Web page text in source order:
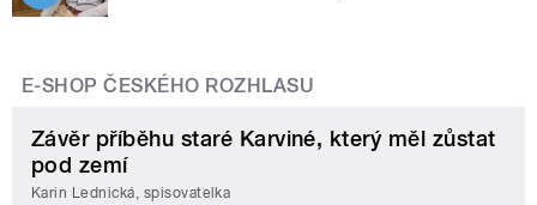
E-SHOP ČESKÉHO ROZHLASU
Závěr příběhu staré Karviné, který měl zůstat
pod zemí
Karin Lednická, spisovatelka